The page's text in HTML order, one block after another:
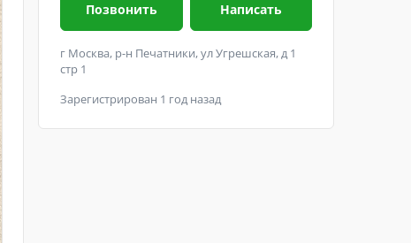
Позвонить Написать
г Москва, р-н Печатники, ул Угрешская, д 1
стр 1
Зарегистрирован 1 год назад